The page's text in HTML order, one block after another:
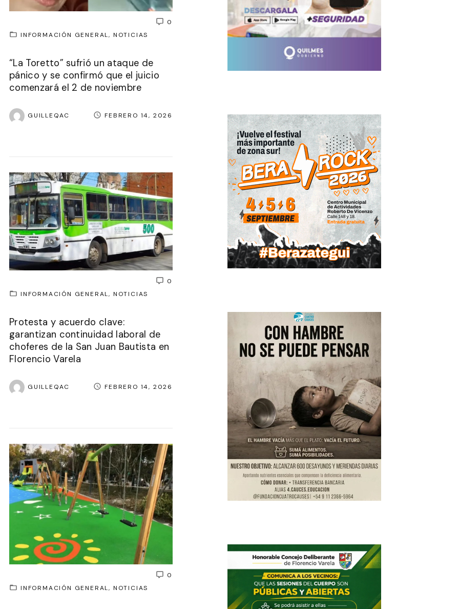
0
INFORMACIÓN GENERAL NOTICIAS
“La Toretto” sufrió un ataque de
pánico y se confirmó que el juicio
comenzará el 2 de noviembre
GUILLEQAC FEBRERO 14, 2026
0
INFORMACIÓN GENERAL NOTICIAS
Protesta y acuerdo clave:
garantizan continuidad laboral de
choferes de la San Juan Bautista en
Florencio Varela
GUILLEQAC FEBRERO 14, 2026
0
INFORMACIÓN GENERAL NOTICIAS